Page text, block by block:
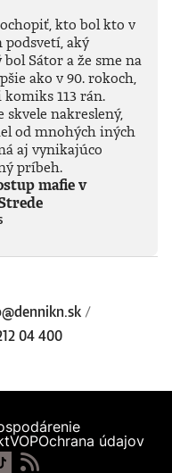
kto bol kto v
podsvetí, aký
bol Sátor a že sme na
ako v 90. rokoch,
113 rán.
skvele nakreslený,
od mnohých iných
aj vynikajúco
príbeh.
mafie v
/
04 400
VOPOchrana údajov